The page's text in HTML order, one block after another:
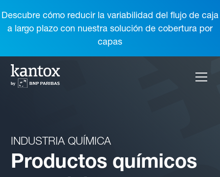
Descubre cómo reducir la variabilidad del flujo de caja
a largo plazo con nuestra solución de cobertura por
capas
INDUSTRIA QUÍMICA
Productos químicos